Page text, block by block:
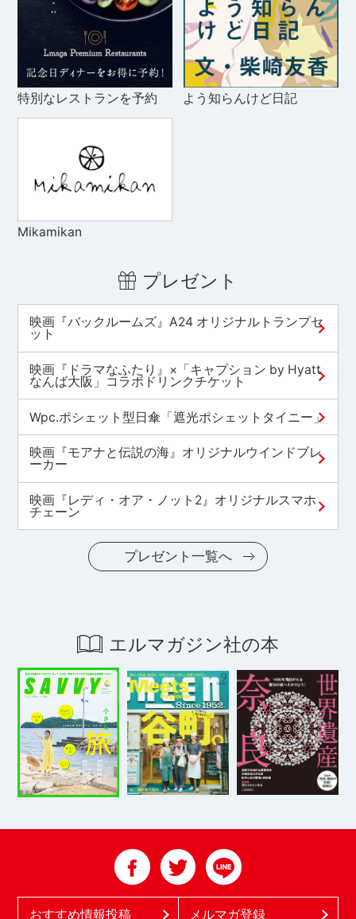
特別なレストランを予約 よう知らんけど日記
Mikamikan
プレゼント
映画『バックルームズ』A24 オリジナルトランプセ
ット
映画『ドラマなふたり』×「キャプション by Hyatt
なんば大阪」コラボドリンクチケット
Wpc.ポシェット型日傘「遮光ポシェットタイニー」
映画『モアナと伝説の海』オリジナルウインドブレ
ーカー
映画『レディ・オア・ノット2』オリジナルスマホ
チェーン
プレゼント一覧へ
エルマガジン社の本
おすすめ情報投稿 メルマガ登録